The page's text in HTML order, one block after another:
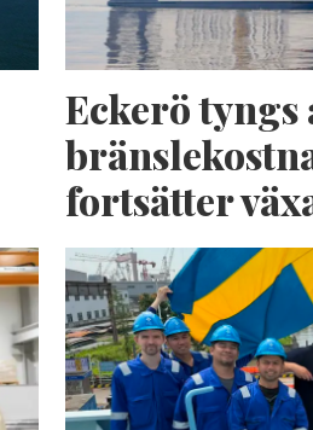
Eckerö tyngs
fortsätter